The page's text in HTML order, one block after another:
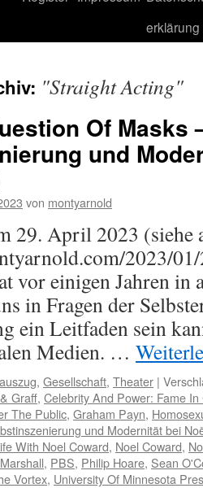
erklärung
"Straight Acting"
Of Masks
und
von montyarnold
29. April 2023 (siehe
2023/
vor einigen Jahren
in Fragen der
ein Leitfaden sein
Medien. …
, Gesellschaft, Theater |
Graff, Celebrity And Power: Fame
The Public, Graham Payn,
und Modernität bei
With Noel Coward, Noel Coward,
, PBS, Philip Hoare, Sean
Vortex, University Of Minnesota